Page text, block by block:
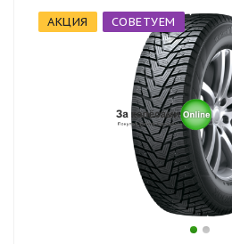
АКЦИЯ СОВЕТУЕМ